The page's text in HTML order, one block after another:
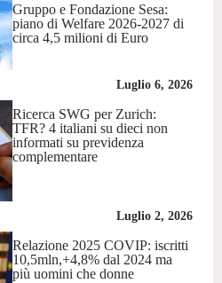
Gruppo e Fondazione Sesa:
piano di Welfare 2026-2027 di
circa 4,5 milioni di Euro
Luglio 6, 2026
Ricerca SWG per Zurich:
TFR? 4 italiani su dieci non
informati su previdenza
complementare
Luglio 2, 2026
Relazione 2025 COVIP: iscritti
10,5mln,+4,8% dal 2024 ma
più uomini che donne